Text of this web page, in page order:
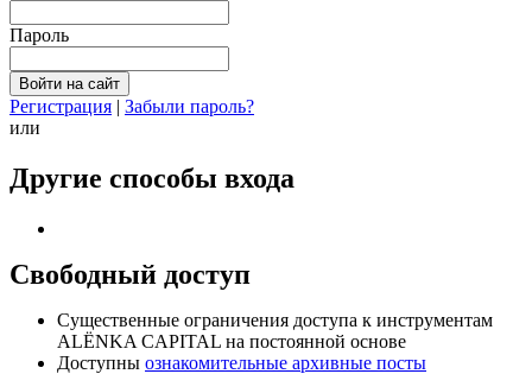
Пароль
Регистрация | Забыли пароль?
или
Другие способы входа
Свободный доступ
Cущественные ограничения доступа к инструментам
ALЁNKA CAPITAL на постоянной основе
Доступны ознакомительные архивные посты